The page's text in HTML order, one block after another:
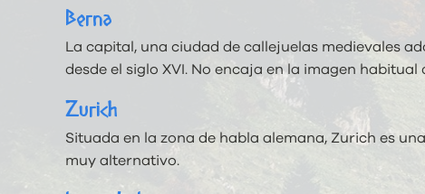
Berna
La capital, una ciudad de callejuelas medievales
desde el siglo XVI. No encaja en la imagen
Zurich
Situada en la zona de habla alemana, Zurich es
muy alternativo.